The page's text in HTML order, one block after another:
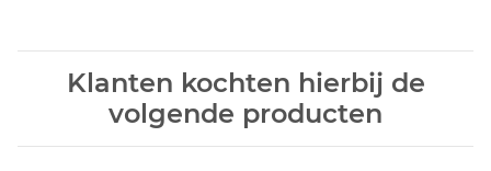
Klanten kochten hierbij de
volgende producten